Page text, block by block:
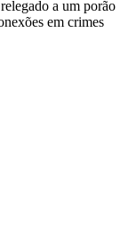
a um porão
em crimes